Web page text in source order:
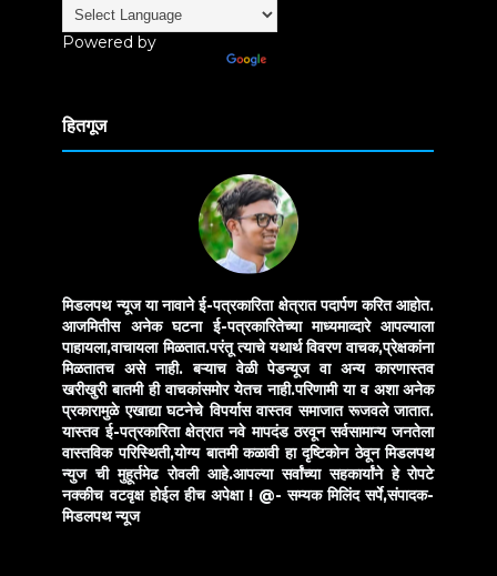
Powered by
हितगूज
मिडलपथ न्यूज या नावाने ई-पत्रकारिता क्षेत्रात पदार्पण करित आहोत.
आजमितीस अनेक घटना ई-पत्रकारितेच्या माध्यमाव्दारे आपल्याला
पाहायला,वाचायला मिळतात.परंतू त्याचे यथार्थ विवरण वाचक,प्रेक्षकांना
मिळतातच असे नाही. बऱ्याच वेळी पेडन्यूज वा अन्य कारणास्तव
खरीखुरी बातमी ही वाचकांसमोर येतच नाही.परिणामी या व अशा अनेक
प्रकारामुळे एखाद्या घटनेचे विपर्यास वास्तव समाजात रूजवले जातात.
यास्तव ई-पत्रकारिता क्षेत्रात नवे मापदंड ठरवून सर्वसामान्य जनतेला
वास्तविक परिस्थिती,योग्य बातमी कळावी हा दृष्टिकोन ठेवून मिडलपथ
न्युज ची मुहूर्तमेढ रोवली आहे.आपल्या सर्वांच्या सहकार्यांने हे रोपटे
नक्कीच वटवृक्ष होईल हीच अपेक्षा ! @- सम्यक मिलिंद सर्पे,संपादक-
मिडलपथ न्यूज